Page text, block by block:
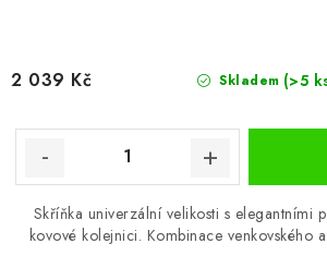
Skladem (>5
2 039 Kč
Skříňka univerzální velikosti s elegantními
kovové kolejnici. Kombinace venkovského